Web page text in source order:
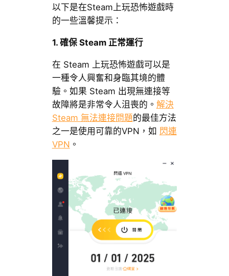
以下是在Steam上玩恐怖遊戲時
的一些溫馨提示：
1. 確保Steam 正常運行
在 Steam 上玩恐怖遊戲可以是
一種令人興奮和身臨其境的體
驗。如果 Steam 出現無連接等
故障將是非常令人沮喪的。 解決
Steam 無法連接問題的最佳方法
之一是使用可靠的VPN，如 閃連
VPN 。